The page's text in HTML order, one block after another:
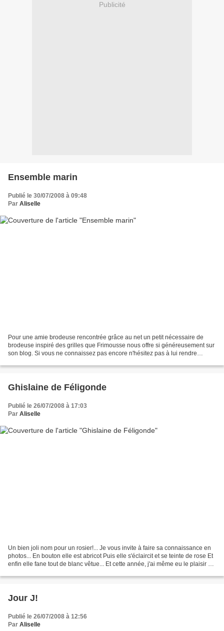
Publicité
Ensemble marin
Publié le 30/07/2008 à 09:48
Par Aliselle
Pour une amie brodeuse rencontrée grâce au net un petit nécessaire de
brodeuse inspiré des grilles que Frimousse nous offre si généreusement sur
son blog. Si vous ne connaissez pas encore n'hésitez pas à lui rendre
Ghislaine de Féligonde
Publié le 26/07/2008 à 17:03
Par Aliselle
Un bien joli nom pour un rosier!... Je vous invite à faire sa connaissance en
photos... En bouton elle est abricot Puis elle s'éclaircit et se teinte de rose Et
enfin elle fane tout de blanc vêtue... Et cette année, j'ai même eu le plaisir de
Jour J!
Publié le 26/07/2008 à 12:56
Par Aliselle